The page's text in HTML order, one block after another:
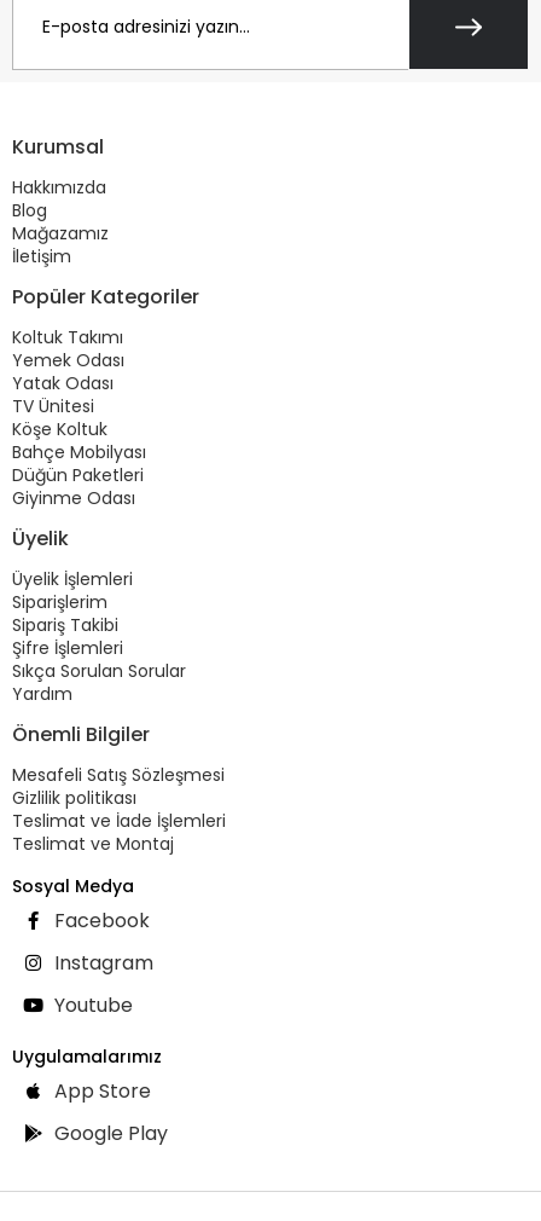
Kurumsal
Hakkımızda
Blog
Mağazamız
İletişim
Popüler Kategoriler
Koltuk Takımı
Yemek Odası
Yatak Odası
TV Ünitesi
Köşe Koltuk
Bahçe Mobilyası
Düğün Paketleri
Giyinme Odası
Üyelik
Üyelik İşlemleri
Siparişlerim
Sipariş Takibi
Şifre İşlemleri
Sıkça Sorulan Sorular
Yardım
Önemli Bilgiler
Mesafeli Satış Sözleşmesi
Gizlilik politikası
Teslimat ve İade İşlemleri
Teslimat ve Montaj
Sosyal Medya
Facebook
Instagram
Youtube
Uygulamalarımız
App Store
Google Play